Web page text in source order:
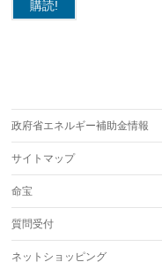
政府省エネルギー補助金情報
サイトマップ
命宝
質問受付
ネットショッピング